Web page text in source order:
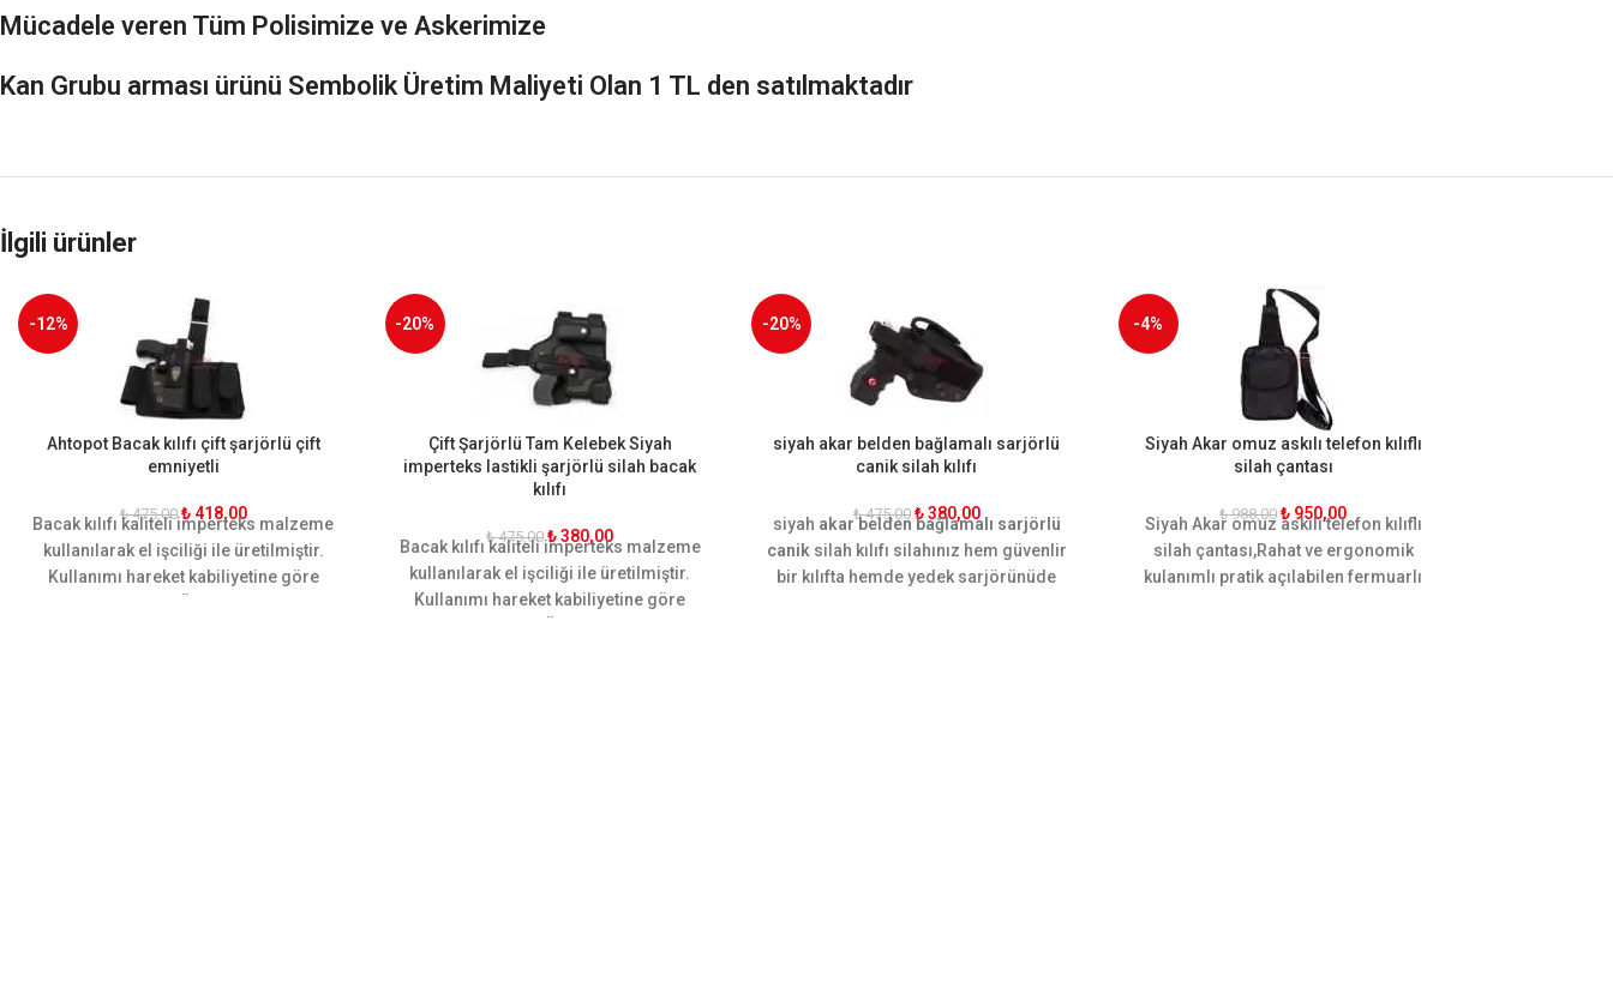
Mücadele veren Tüm Polisimize ve Askerimize
Kan Grubu arması ürünü Sembolik Üretim Maliyeti Olan 1 TL den satılmaktadır
İlgili ürünler
-12%
Ahtopot Bacak kılıfı çift şarjörlü çift
emniyetli
₺475,00 ₺418,00
Bacak kılıfı kaliteli imperteks malzeme
kullanılarak el işciliği ile üretilmiştir.
Kullanımı hareket kabiliyetine göre
-20%
Çift Şarjörlü Tam Kelebek Siyah
imperteks lastikli şarjörlü silah bacak
kılıfı
₺475,00 ₺380,00
Bacak kılıfı kaliteli imperteks malzeme
kullanılarak el işciliği ile üretilmiştir.
Kullanımı hareket kabiliyetine göre
-20%
siyah akar belden bağlamalı sarjörlü
canik silah kılıfı
₺475,00 ₺380,00
siyah akar belden bağlamalı sarjörlü
canik silah kılıfı silahınız hem güvenlir
bir kılıfta hemde yedek sarjörünüde
-4%
Siyah Akar omuz askılı telefon kılıflı
silah çantası
₺988,00 ₺ 950,00
Siyah Akar omuz askılı telefon kılıflı
silah çantası,Rahat ve ergonomik
kulanımlı pratik açılabilen fermuarlı